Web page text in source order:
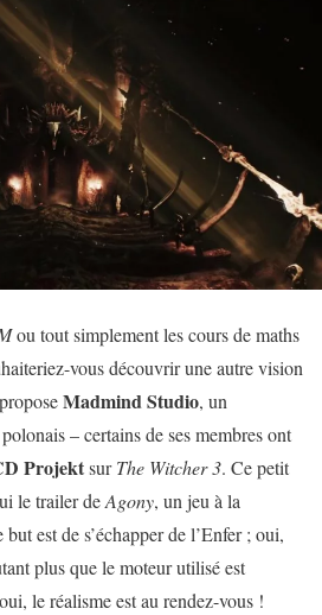
ou tout simplement les cours de maths
vous découvrir une autre vision
Madmind Studio, un
– certains de ses membres ont
ProjektsurThe Witcher 3. Ce petit
le trailer deAgony, un jeu à la
est de s’échapper de l’Enfer ; oui,
plus que le moteur utilisé est
le réalisme est au rendez-vous !